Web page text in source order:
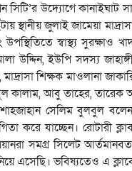
সিটি’র উদ্যোগে
জুলাই জামেয়া
স্বাস্থ্য সুরক্ষাও
উদ্দিন, ইউপি সদস্য
শিক্ষক মাওলানা
কালাম, আবু তাহের, তারেক
সেলিম বুলবুল
করে যাচ্ছেন। রোটারী
সমগ্র সিলেট
এসেছি। ভবিষ্যতেও এ